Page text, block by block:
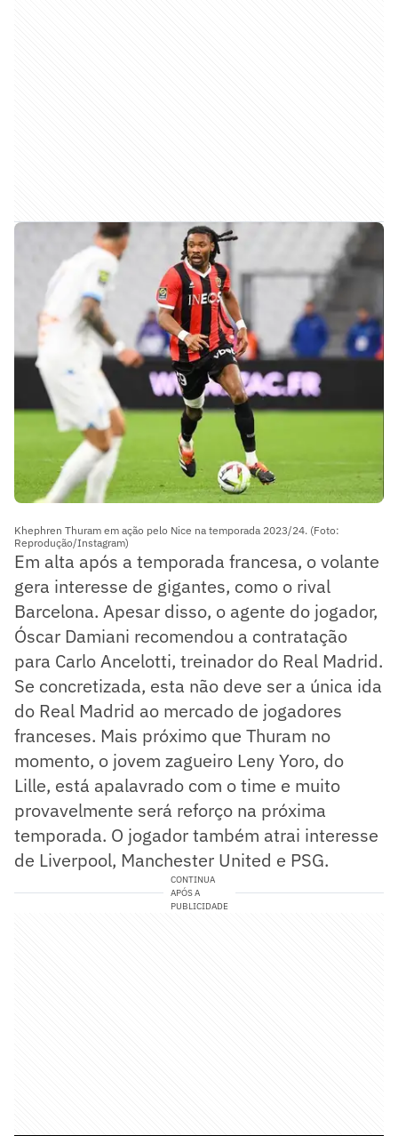
Khephren Thuram em ação pelo Nice na temporada 2023/24. (Foto:
Reprodução/Instagram)
Em alta após a temporada francesa, o volante
gera interesse de gigantes, como o rival
Barcelona. Apesar disso, o agente do jogador,
Óscar Damiani recomendou a contratação
para Carlo Ancelotti, treinador do Real Madrid.
Se concretizada, esta não deve ser a única ida
do Real Madrid ao mercado de jogadores
franceses. Mais próximo que Thuram no
momento, o jovem zagueiro Leny Yoro, do
Lille, está apalavrado com o time e muito
provavelmente será reforço na próxima
temporada. O jogador também atrai interesse
de Liverpool, Manchester United e PSG.
CONTINUA
APÓS A
PUBLICIDADE